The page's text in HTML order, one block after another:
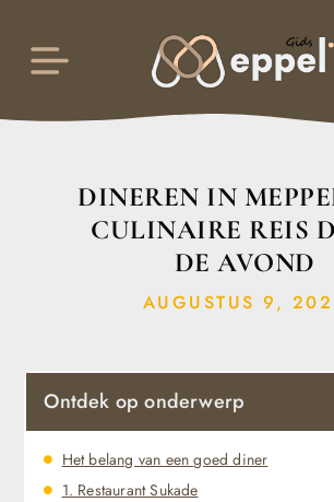
DINEREN IN
CULINAIRE REIS
DE AVOND
AUGUSTUS 9,
Ontdek op onderwerp
Het belang van een goed diner
1. Restaurant Sukade